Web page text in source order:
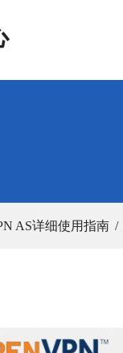
AS详细使用指南